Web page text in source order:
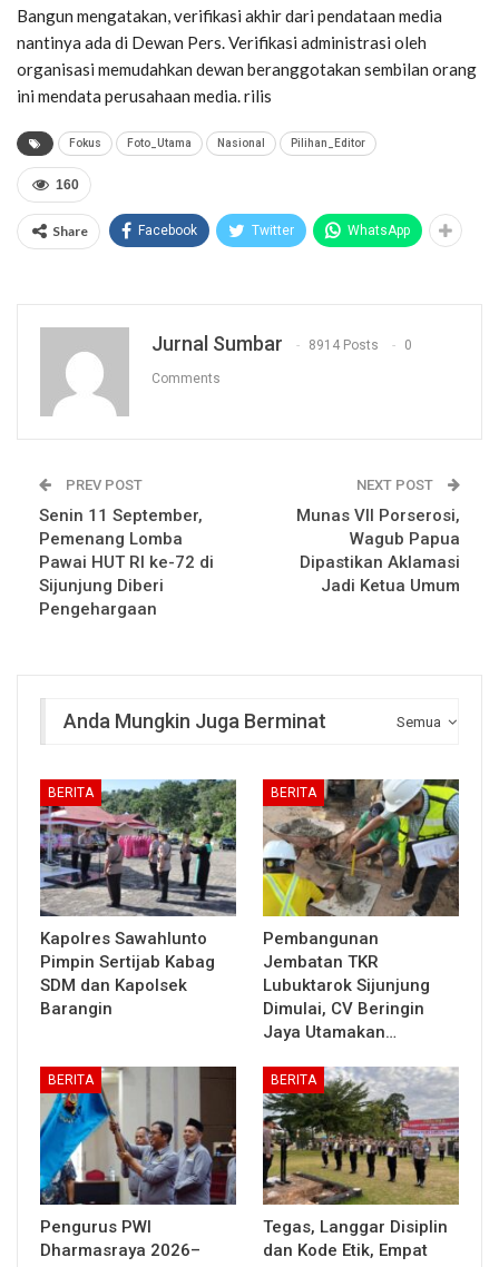
Bangun mengatakan, verifikasi akhir dari pendataan media
nantinya ada di Dewan Pers. Verifikasi administrasi oleh
organisasi memudahkan dewan beranggotakan sembilan orang
ini mendata perusahaan media. rilis
Fokus Foto_Utama Nasional Pilihan_Editor
160
Share Facebook Twitter WhatsApp
Jurnal Sumbar 8914 Posts 0
Comments
PREV POST
Senin 11 September,
Pemenang Lomba
Pawai HUT RI ke-72 di
Sijunjung Diberi
Pengehargaan
NEXT POST
Munas VII Porserosi,
Wagub Papua
Dipastikan Aklamasi
Jadi Ketua Umum
Semua
Anda Mungkin Juga Berminat
BERITA
Kapolres Sawahlunto
Pimpin Sertijab Kabag
SDM dan Kapolsek
Barangin
BERITA
Pembangunan
Jembatan TKR
Lubuktarok Sijunjung
Dimulai, CV Beringin
Jaya Utamakan…
BERITA
Pengurus PWI
Dharmasraya 2026–
BERITA
Tegas, Langgar Disiplin
dan Kode Etik, Empat